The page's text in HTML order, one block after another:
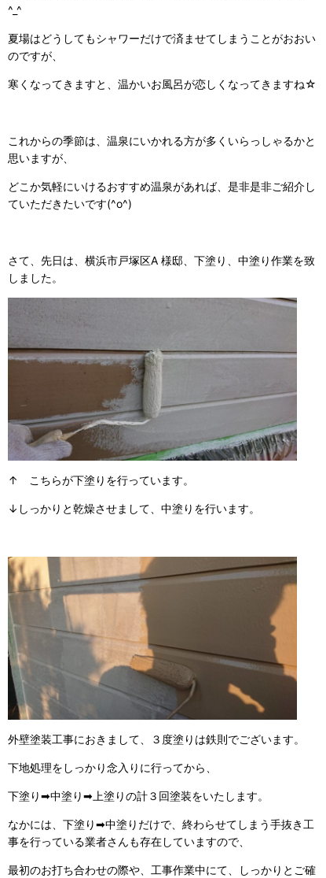
^_^
夏場はどうしてもシャワーだけで済ませてしまうことがおおい
のですが、
寒くなってきますと、温かいお風呂が恋しくなってきますね☆
これからの季節は、温泉にいかれる方が多くいらっしゃるかと
思いますが、
どこか気軽にいけるおすすめ温泉があれば、是非是非ご紹介し
ていただきたいです(^o^)
さて、先日は、横浜市戸塚区A 様邸、下塗り、中塗り作業を致
しました。
↑ こちらが下塗りを行っています。
↓しっかりと乾燥させまして、中塗りを行います。
外壁塗装工事におきまして、３度塗りは鉄則でございます。
下地処理をしっかり念入りに行ってから、
下塗り➡中塗り➡上塗りの計３回塗装をいたします。
なかには、下塗り➡中塗りだけで、終わらせてしまう手抜き工
事を行っている業者さんも存在していますので、
最初のお打ち合わせの際や、工事作業中にて、しっかりとご確